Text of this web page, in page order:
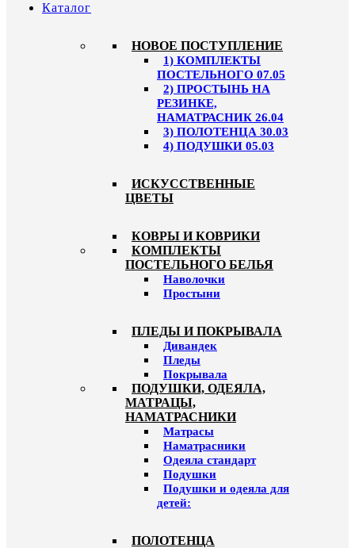
Каталог
HОВОЕ ПОСТУПЛЕНИЕ
1) КОМПЛЕКТЫ
ПОСТЕЛЬНОГО 07.05
2) ПРОСТЫНЬ НА
РЕЗИНКЕ,
НАМАТРАСНИК 26.04
3) ПОЛОТЕНЦА 30.03
4) ПОДУШКИ 05.03
ИСКУССТВЕННЫЕ
ЦВЕТЫ
КОВРЫ И КОВРИКИ
КОМПЛЕКТЫ
ПОСТЕЛЬНОГО БЕЛЬЯ
Наволочки
Простыни
ПЛЕДЫ И ПОКРЫВАЛА
Дивандек
Пледы
Покрывала
ПОДУШКИ, ОДЕЯЛА,
МАТРАЦЫ,
НАМАТРАСНИКИ
Матрасы
Наматрасники
Одеяла стандарт
Подушки
Подушки и одеяла для
детей:
ПОЛОТЕНЦА